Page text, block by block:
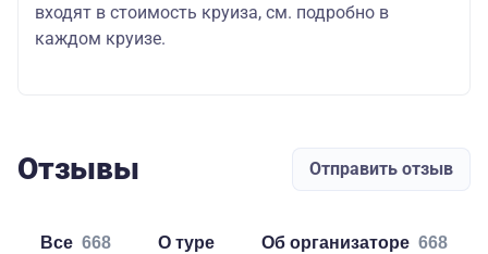
входят в стоимость круиза, см. подробно в
каждом круизе.
Отзывы Отправить отзыв
Все 668 о туре об организаторе 668